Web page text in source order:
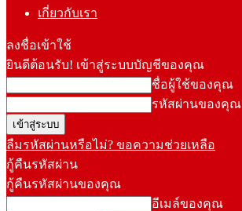
เกี่ยวกับเรา
ลงชื่อเข้าใช้
ยินดีต้อนรับ! เข้าสู่ระบบบัญชีของคุณ
ชื่อผู้ใช้ของคุณ
รหัสผ่านของคุณ
ลืมรหัสผ่านหรือไม่? ขอความช่วยเหลือ
กู้คืนรหัสผ่าน
กู้คืนรหัสผ่านของคุณ
อีเมล์ของคุณ